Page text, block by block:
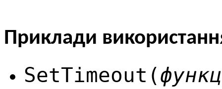
Приклади
SetTimeout(